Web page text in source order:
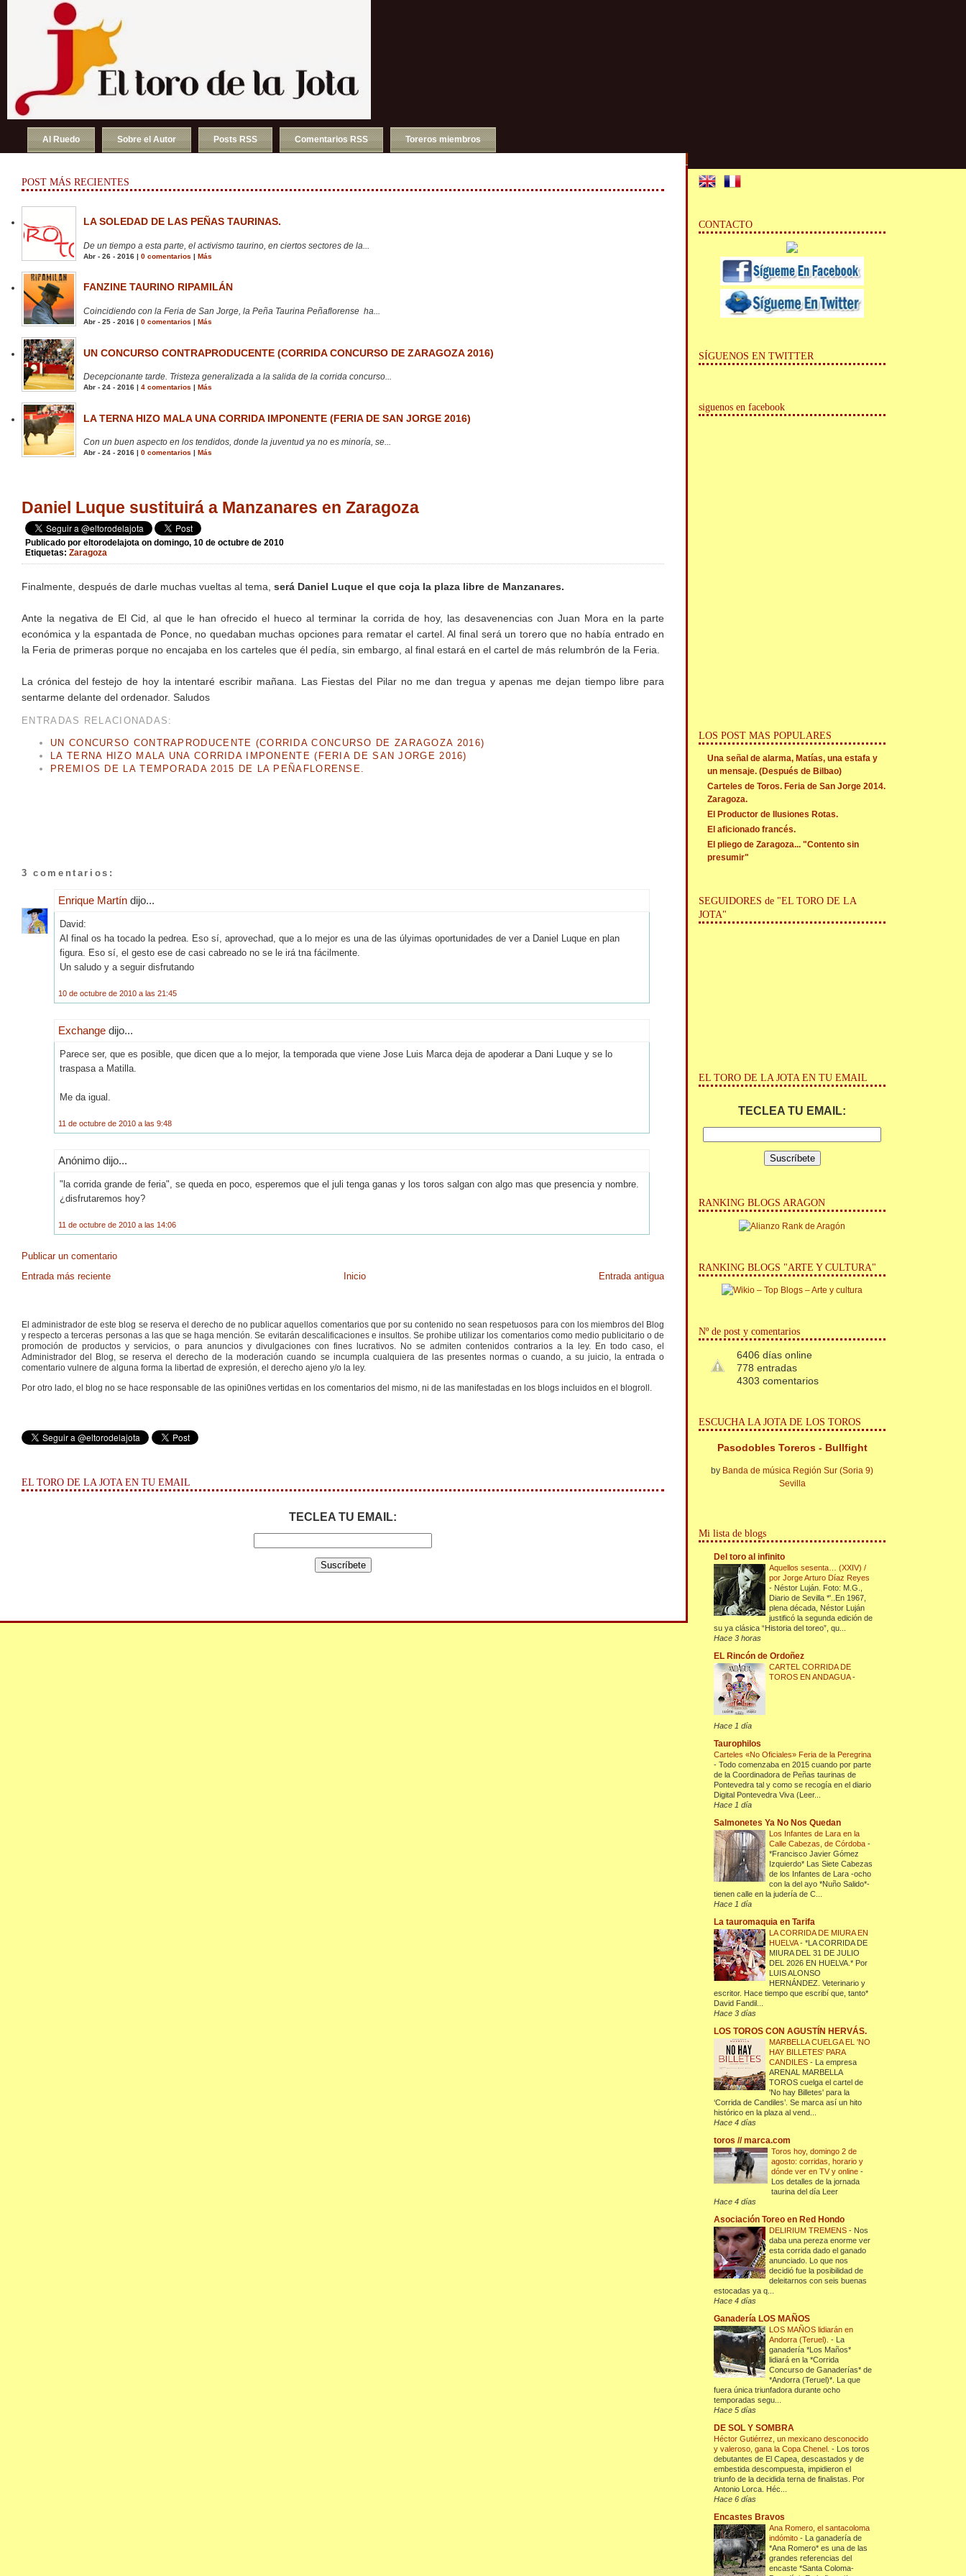
Al Ruedo Sobre el Autor Posts RSS Comentarios RSS Toreros miembros
POST MÁS RECIENTES
LA SOLEDAD DE LAS PEÑAS TAURINAS.
De un tiempo a esta parte, el activismo taurino, en ciertos sectores de la...
Abr - 26 - 2016 | 0 comentarios | Más
FANZINE TAURINO RIPAMILÁN
Coincidiendo con la Feria de San Jorge, la Peña Taurina Peñaflorense ha...
Abr - 25 - 2016 | 0 comentarios | Más
UN CONCURSO CONTRAPRODUCENTE (CORRIDA CONCURSO DE ZARAGOZA 2016)
Decepcionante tarde. Tristeza generalizada a la salida de la corrida concurso...
Abr - 24 - 2016 | 4 comentarios | Más
LA TERNA HIZO MALA UNA CORRIDA IMPONENTE (FERIA DE SAN JORGE 2016)
Con un buen aspecto en los tendidos, donde la juventud ya no es minoría, se...
Abr - 24 - 2016 | 0 comentarios Más
Daniel Luque sustituirá a Manzanares en Zaragoza
Publicado por eltorodelajota on domingo, 10 de octubre de 2010
Etiquetas: Zaragoza
Finalmente, después de darle muchas vueltas al tema, será Daniel Luque el que coja la plaza libre de Manzanares.
Ante la negativa de El Cid, al que le han ofrecido el hueco al terminar la corrida de hoy, las desavenencias con Juan Mora en la parte
económica y la espantada de Ponce, no quedaban muchas opciones para rematar el cartel. Al final será un torero que no había entrado en
la Feria de primeras porque no encajaba en los carteles que él pedía, sin embargo, al final estará en el cartel de más relumbrón de la Feria.
La crónica del festejo de hoy la intentaré escribir mañana. Las Fiestas del Pilar no me dan tregua y apenas me dejan tiempo libre para
sentarme delante del ordenador. Saludos
ENTRADAS RELACIONADAS:
UN CONCURSO CONTRAPRODUCENTE (CORRIDA CONCURSO DE ZARAGOZA 2016)
LA TERNA HIZO MALA UNA CORRIDA IMPONENTE (FERIA DE SAN JORGE 2016)
PREMIOS DE LA TEMPORADA 2015 DE LA PEÑAFLORENSE.
3 comentarios:
Enrique Martín dijo...
David:
Al final os ha tocado la pedrea. Eso sí, aprovechad, que a lo mejor es una de las úlyimas oportunidades de ver a Daniel Luque en plan
figura. Eso sí, el gesto ese de casi cabreado no se le irá tna fácilmente.
Un saludo y a seguir disfrutando
10 de octubre de 2010 a las 21:45
Exchange dijo...
Parece ser, que es posible, que dicen que a lo mejor, la temporada que viene Jose Luis Marca deja de apoderar a Dani Luque y se lo
traspasa a Matilla.
Me da igual.
11 de octubre de 2010 a las 9:48
Anónimo dijo...
"la corrida grande de feria", se queda en poco, esperemos que el juli tenga ganas y los toros salgan con algo mas que presencia y nombre.
¿disfrutaremos hoy?
11 de octubre de 2010 a las 14:06
Publicar un comentario
Entrada más reciente
Entrada antigua
Inicio
El administrador de este blog se reserva el derecho de no publicar aquellos comentarios que por su contenido no sean respetuosos para con los miembros del Blog
y respecto a terceras personas a las que se haga mención. Se evitarán descalificaciones e insultos. Se prohibe utilizar los comentarios como medio publicitario o de
promoción de productos y servicios, o para anuncios y divulgaciones con fines lucrativos. No se admiten contenidos contrarios a la ley. En todo caso, el
Administrador del Blog, se reserva el derecho de la moderación cuando se incumpla cualquiera de las presentes normas o cuando, a su juicio, la entrada o
comentario vulnere de alguna forma la libertad de expresión, el derecho ajeno y/o la ley.
Por otro lado, el blog no se hace responsable de las opini0nes vertidas en los comentarios del mismo, ni de las manifestadas en los blogs incluidos en el blogroll.
EL TORO DE LA JOTA EN TU EMAIL
TECLEA TU EMAIL:
CONTACTO
SÍGUENOS EN TWITTER
siguenos en facebook
LOS POST MAS POPULARES
Una señal de alarma, Matías, una estafa y
un mensaje. (Después de Bilbao)
Carteles de Toros. Feria de San Jorge 2014.
Zaragoza.
El Productor de Ilusiones Rotas.
El aficionado francés.
El pliego de Zaragoza... "Contento sin
presumir"
SEGUIDORES de "EL TORO DE LA
JOTA"
EL TORO DE LA JOTA EN TU EMAIL
TECLEA TU EMAIL:
RANKING BLOGS ARAGON
RANKING BLOGS "ARTE Y CULTURA"
Nº de post y comentarios
6406 días online
778 entradas
4303 comentarios
ESCUCHA LA JOTA DE LOS TOROS
Pasodobles Toreros - Bullfight
by Banda de música Región Sur (Soria 9)
Sevilla
Mi lista de blogs
Del toro al infinito
Aquellos sesenta… (XXIV) /
por Jorge Arturo Díaz Reyes
- Néstor Luján. Foto: M.G.,
Diario de Sevilla *'..En 1967,
plena década, Néstor Luján
justificó la segunda edición de
su ya clásica “Historia del toreo”, qu...
Hace 3 horas
EL Rincón de Ordoñez
CARTEL CORRIDA DE
TOROS EN ANDAGUA-
Hace 1 día
Taurophilos
Carteles «No Oficiales» Feria de la Peregrina
-Todo comenzaba en 2015 cuando por parte
de la Coordinadora de Peñas taurinas de
Pontevedra tal y como se recogía en el diario
Digital Pontevedra Viva (Leer...
Hace 1 día
Salmonetes Ya No Nos Quedan
Los Infantes de Lara en la
Calle Cabezas, de Córdoba-
*Francisco Javier Gómez
Izquierdo* Las Siete Cabezas
de los Infantes de Lara -ocho
con la del ayo *Nuño Salido*-
tienen calle en la judería de C...
Hace 1 día
La tauromaquia en Tarifa
LA CORRIDA DE MIURA EN
HUELVA-*LA CORRIDA DE
MIURA DEL 31 DE JULIO
DEL 2026 EN HUELVA.* Por
LUIS ALONSO
HERNÁNDEZ. Veterinario y
escritor. Hace tiempo que escribí que, tanto*
David Fandil...
Hace 3 días
LOS TOROS CON AGUSTÍN HERVÁS.
MARBELLA CUELGA EL 'NO
HAY BILLETES' PARA
CANDILES- La empresa
ARENAL MARBELLA
TOROS cuelga el cartel de
'No hay Billetes' para la
‘Corrida de Candiles’. Se marca así un hito
histórico en la plaza al vend...
Hace 4 días
toros // marca.com
Toros hoy, domingo 2 de
agosto: corridas, horario y
dónde ver en TV y online-
Los detalles de la jornada
taurina del día Leer
Hace 4 días
Asociación Toreo en Red Hondo
DELIRIUM TREMENS- Nos
daba una pereza enorme ver
esta corrida dado el ganado
anunciado. Lo que nos
decidió fue la posibilidad de
deleitarnos con seis buenas
estocadas ya q...
Hace 4 días
Ganadería LOS MAÑOS
LOS MAÑOS lidiarán en
Andorra (Teruel).- La
ganadería *Los Maños*
lidiará en la *Corrida
Concurso de Ganaderías* de
*Andorra (Teruel)*. La que
fuera única triunfadora durante ocho
temporadas segu...
Hace 5 días
DE SOL Y SOMBRA
Héctor Gutiérrez, un mexicano desconocido
y valeroso, gana la Copa Chenel.- Los toros
debutantes de El Capea, descastados y de
embestida descompuesta, impidieron el
triunfo de la decidida terna de finalistas. Por
Antonio Lorca. Héc...
Hace 6 días
Encastes Bravos
Ana Romero, el santacoloma
indómito- La ganadería de
*Ana Romero* es una de las
grandes referencias del
encaste *Santa Coloma-